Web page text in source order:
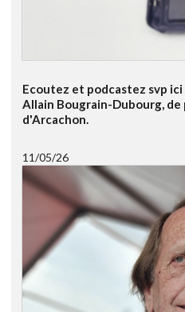
Ecoutez et podcastez svp
Allain Bougrain-Dubourg, de
d'Arcachon.
11/05/26